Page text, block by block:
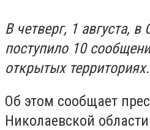
В четверг, 1 августа,
поступило 10
открытых территориях.
Об этом сообщает
Николаевской